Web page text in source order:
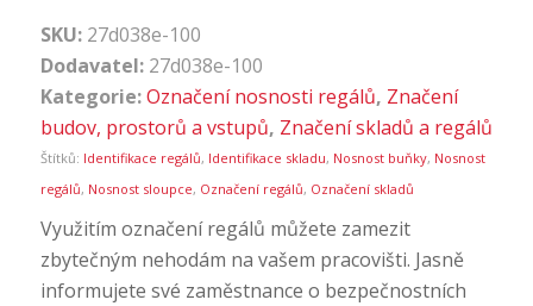
SKU: 27d038e-100
Dodavatel: 27d038e-100
Kategorie:Označení nosnosti regálů, Značení
budov, prostorů a vstupů, Značení skladů a regálů
Štítků: Identifikace regálů, Identifikace skladu, Nosnost buňky, Nosnost
regálů, Nosnost sloupce, Označení regálů, Označení skladů
Využitím označení regálů můžete zamezit
zbytečným nehodám na vašem pracovišti. Jasně
informujete své zaměstnance o bezpečnostních